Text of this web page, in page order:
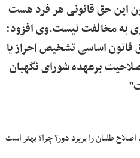
این حق قانونی هر فرد هست
به مخالفت نیست.وی افزود:
قانون اساسی تشخیص احراز یا
برعهده شورای نگهبان
طلبان را بریزد دور؟ چرا؟ بهتر است